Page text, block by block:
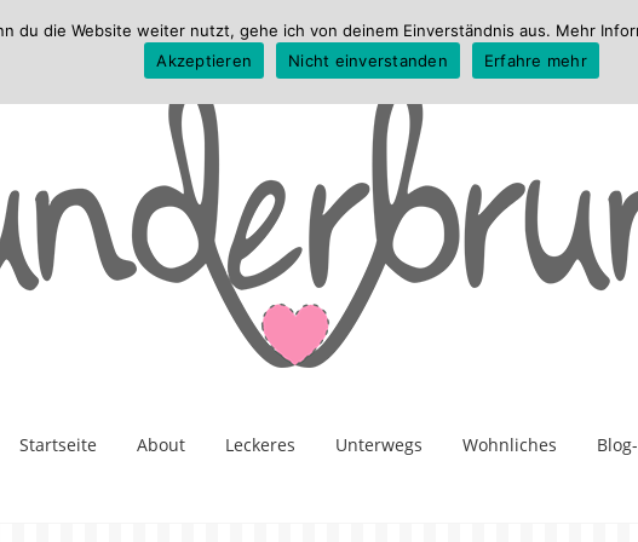
Startseite About Leckeres Unterwegs Wohnliches
du die Website weiter nutzt, gehe ich von deinem Einverständnis aus. Mehr
Akzeptieren
Nicht einverstanden Erfahre mehr